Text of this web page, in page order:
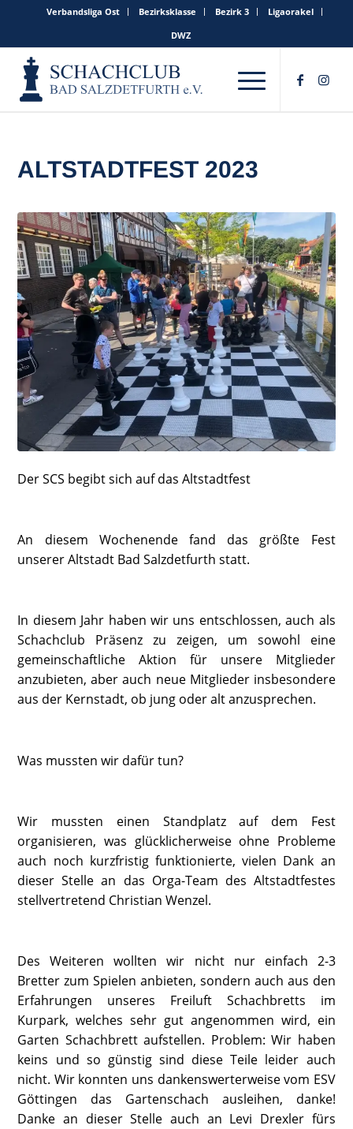
Verbandsliga Ost Bezirksklasse Bezirk 3
Ligaorakel
DWZ
ALTSTADTFEST 2023
Der SCS begibt sich auf das Altstadtfest
An diesem Wochenende fand das größte Fest
unserer Altstadt Bad Salzdetfurth statt.
In diesem Jahr haben wir uns entschlossen, auch als
Schachclub Präsenz zu zeigen, um sowohl eine
gemeinschaftliche Aktion für unsere Mitglieder
anzubieten, aber auch neue Mitglieder insbesondere
aus der Kernstadt, ob jung oder alt anzusprechen.
Was mussten wir dafür tun?
Wir mussten einen Standplatz auf dem Fest
organisieren, was glücklicherweise ohne Probleme
auch noch kurzfristig funktionierte, vielen Dank an
dieser Stelle an das Orga-Team des Altstadtfestes
stellvertretend Christian Wenzel.
Des Weiteren wollten wir nicht nur einfach 2-3
Bretter zum Spielen anbieten, sondern auch aus den
Erfahrungen unseres Freiluft Schachbretts im
Kurpark, welches sehr gut angenommen wird, ein
Garten Schachbrett aufstellen. Problem: Wir haben
keins und so günstig sind diese Teile leider auch
nicht. Wir konnten uns dankenswerterweise vom ESV
Göttingen das Gartenschach ausleihen, danke!
Danke an dieser Stelle auch an Levi Drexler fürs